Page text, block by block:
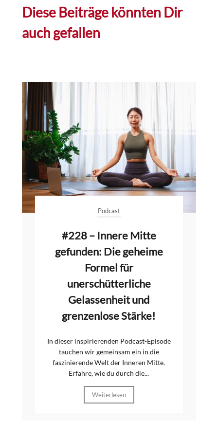
Diese Beiträge könnten Dir
auch gefallen
Podcast
#228 – Innere Mitte
gefunden: Die geheime
Formel für
unerschütterliche
Gelassenheit und
grenzenlose Stärke!
In dieser inspirierenden Podcast-Episode
tauchen wir gemeinsam ein in die
faszinierende Welt der Inneren Mitte.
Erfahre, wie du durch die...
Weiterlesen